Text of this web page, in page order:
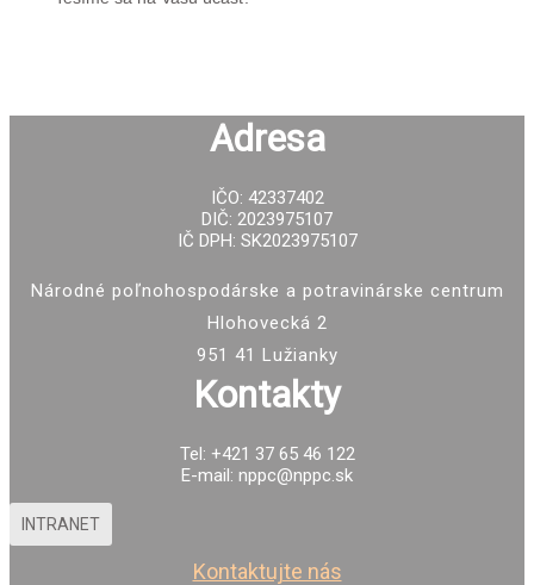
Adresa
IČO: 42337402
DIČ: 2023975107
IČ DPH: SK2023975107
Národné poľnohospodárske a potravinárske centrum
Hlohovecká 2
951 41 Lužianky
Kontakty
Tel: +421 37 65 46 122
E-mail: nppc@nppc.sk
INTRANET
Kontaktujte nás